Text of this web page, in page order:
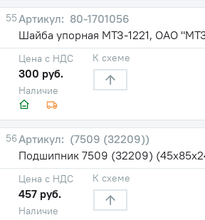
55
80-1701056
Шайба упорная МТЗ-1221, ОАО
Наличие
Цена с НДС
300 руб.
К схеме
56
(7509 (32209))
Подшипник 7509 (32209)
Наличие
Цена с НДС
457 руб.
К схеме